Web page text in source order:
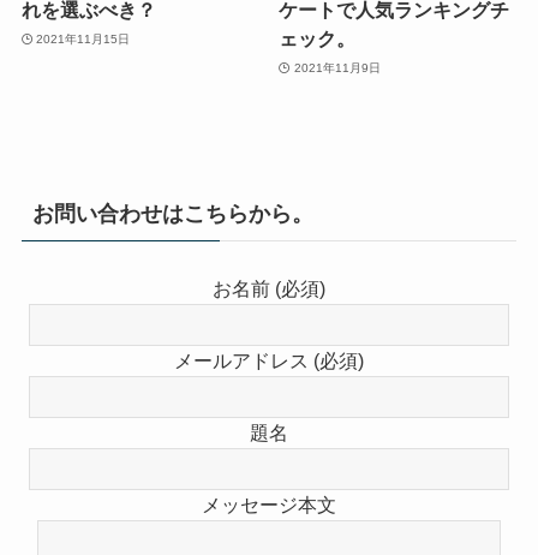
れを選ぶべき？
2021年11月15日
ケートで人気ランキングチ
ェック。
2021年11月9日
お問い合わせはこちらから。
お名前 (必須)
メールアドレス (必須)
題名
メッセージ本文